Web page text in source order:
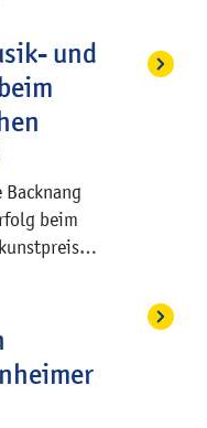
und
beim
konnten
Arbeiten